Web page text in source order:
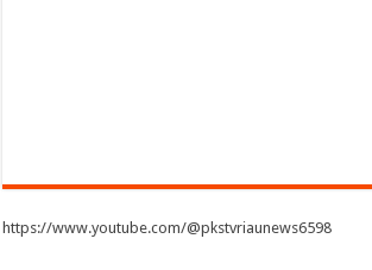
https://www.youtube.com/@pkstvriaunews6598